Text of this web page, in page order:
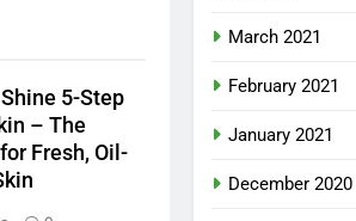
5-Step
– The
Fresh, Oil-
March 2021
February 2021
January 2021
December 2020